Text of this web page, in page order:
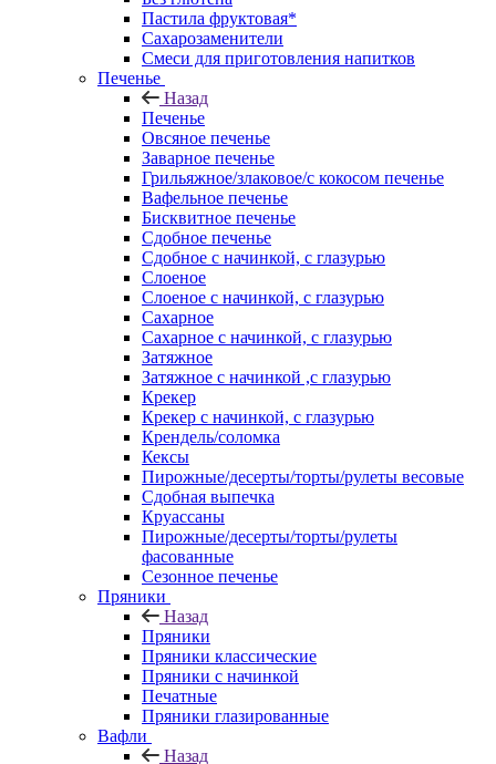
Пастила фруктовая*
Сахарозаменители
Смеси для приготовления напитков
Печенье
Назад
Печенье
Овсяное печенье
Заварное печенье
Грильяжное/злаковое/с кокосом печенье
Вафельное печенье
Бисквитное печенье
Сдобное печенье
Сдобное с начинкой, с глазурью
Слоеное
Слоеное с начинкой, с глазурью
Сахарное
Сахарное с начинкой, с глазурью
Затяжное
Затяжное с начинкой ,с глазурью
Крекер
Крекер с начинкой, с глазурью
Крендель/соломка
Кексы
Пирожные/десерты/торты/рулеты весовые
Сдобная выпечка
Круассаны
Пирожные/десерты/торты/рулеты
фасованные
Сезонное печенье
Пряники
Назад
Пряники
Пряники классические
Пряники с начинкой
Печатные
Пряники глазированные
Вафли
Назад